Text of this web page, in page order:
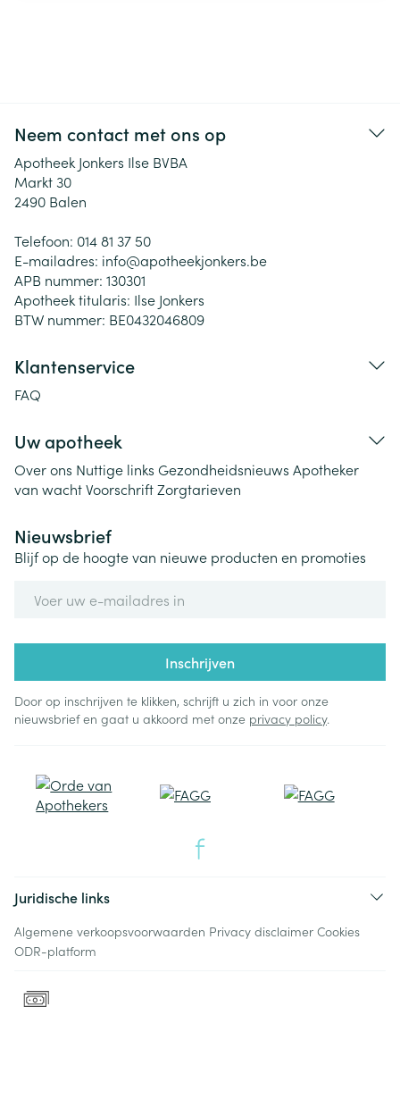
Neem contact met ons op
Apotheek Jonkers Ilse BVBA
Markt 30
2490 Balen
Telefoon: 014 81 37 50
E-mailadres: info@apotheekjonkers.be
APB nummer: 130301
Apotheek titularis: Ilse Jonkers
BTW nummer: BE0432046809
Klantenservice
FAQ
Uw apotheek
Over ons Nuttige links Gezondheidsnieuws Apotheker
van wachtVoorschriftZorgtarieven
Nieuwsbrief
Blijf op de hoogte van nieuwe producten en promoties
Inschrijven
Door op inschrijven te klikken, schrijft u zich in voor onze
nieuwsbrief en gaat u akkoord met onze privacy policy.
Juridische links
Algemene verkoopsvoorwaarden Privacy disclaimer Cookies
ODR-platform